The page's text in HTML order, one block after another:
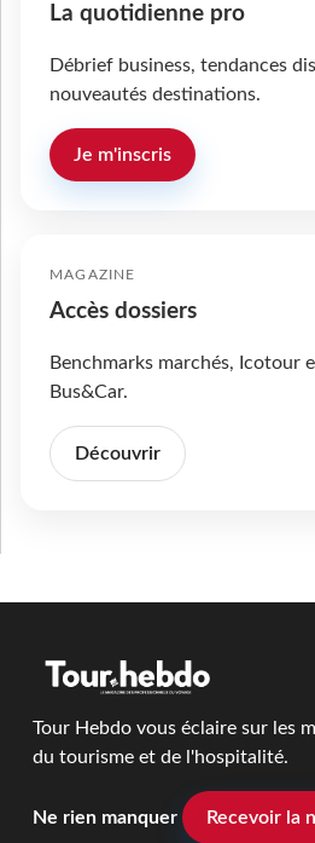
La quotidienne pro
Débrief business, tendances
nouveautés destinations.
Je m'inscris
MAGAZINE
Accès dossiers
Benchmarks marchés, Icotour
Bus&Car.
Découvrir
Tour Hebdo vous éclaire sur les
du tourisme et de l'hospitalité.
Ne rien manquer Recevoir la